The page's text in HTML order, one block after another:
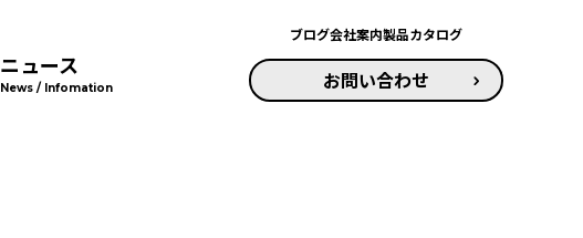
ニュース
News / Infomation
ブログ会社案内製品カタログ
お問い合わせ